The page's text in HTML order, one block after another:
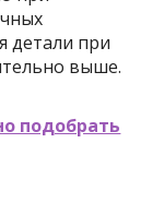
детали при
выше.
подобрать